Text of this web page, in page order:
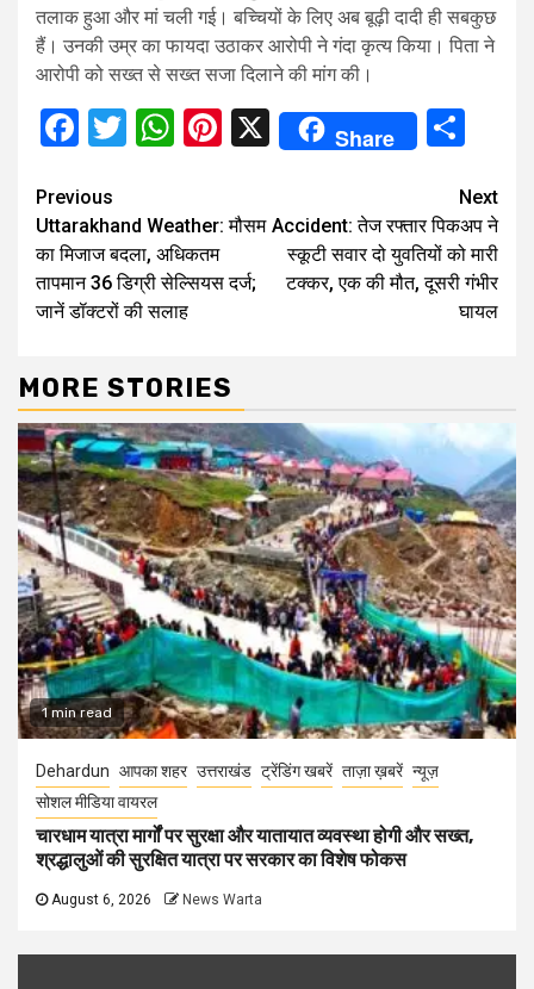
तलाक हुआ और मां चली गई। बच्चियों के लिए अब बूढ़ी दादी ही सबकुछ
हैं। उनकी उम्र का फायदा उठाकर आरोपी ने गंदा कृत्य किया। पिता ने
आरोपी को सख्त से सख्त सजा दिलाने की मांग की।
Facebook
Twitter
WhatsApp
Pinterest
X Share
Continue
Reading
Previous
Uttarakhand Weather: मौसम
का मिजाज बदला, अधिकतम
तापमान 36 डिग्री सेल्सियस दर्ज;
जानें डॉक्टरों की सलाह
Next
Accident: तेज रफ्तार पिकअप ने
स्कूटी सवार दो युवतियों को मारी
टक्कर, एक की मौत, दूसरी गंभीर
घायल
MORE STORIES
1 min read
Dehardun आपका शहर उत्तराखंड ट्रेंडिंग खबरें ताज़ा ख़बरें न्यूज़
सोशल मीडिया वायरल
चारधाम यात्रा मार्गों पर सुरक्षा और यातायात व्यवस्था होगी और सख्त,
श्रद्धालुओं की सुरक्षित यात्रा पर सरकार का विशेष फोकस
August 6, 2026 News Warta